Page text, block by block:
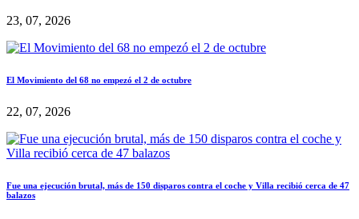
23, 07, 2026
El Movimiento del 68 no empezó el 2 de octubre
22, 07, 2026
Fue una ejecución brutal, más de 150 disparos contra el coche y Villa recibió cerca de 47
balazos